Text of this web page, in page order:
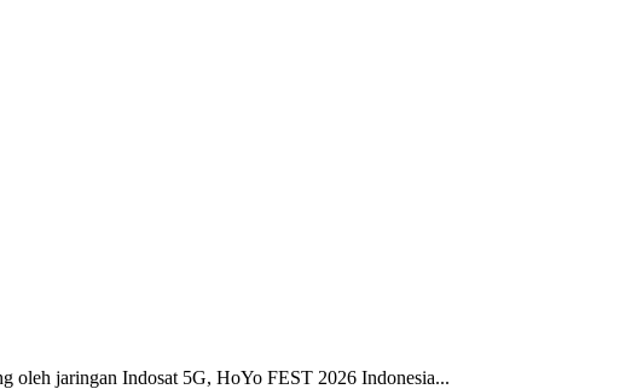
oleh jaringan Indosat 5G, HoYo FEST 2026 Indonesia...